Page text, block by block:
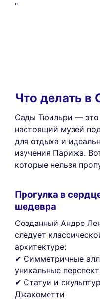
"
Что делать в
Сады Тюильри — это
настоящий музей
для отдыха и
изучения Парижа.
которые нельзя
Прогулка в
шедевра
Созданный Андре
следует
архитектуре:
✔ Симметричные
уникальные
✔ Статуи и
Джакометти